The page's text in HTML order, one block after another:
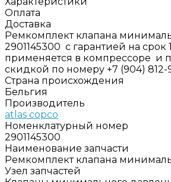
Оплата
Доставка
Ремкомплект клапана
2901145300 с гарантией на срок
применяется в компрессоре и
скидкой по номеру +7 (904) 812-
Страна происхождения
Бельгия
Производитель
atlas copco
Номенклатурный номер
2901145300
Наименование запчасти
Ремкомплект клапана
Узел запчастей